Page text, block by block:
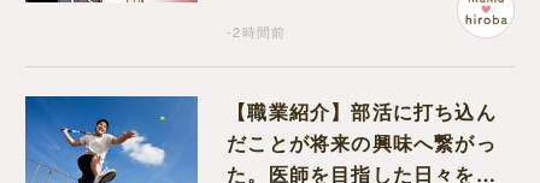
-2時間前
【職業紹介】部活に打ち込ん
だことが将来の興味へ繋がっ
た。医師を目指した日々を振